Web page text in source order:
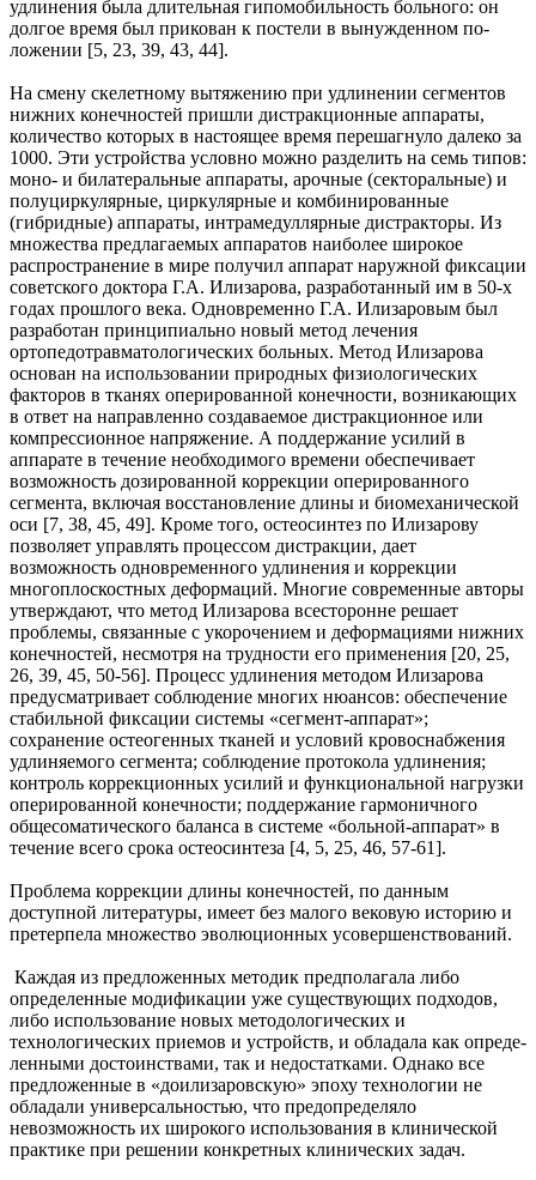
удлинения была длительная гипомобильность больного: он
долгое время был прикован к постели в вынужденном по­
ложении [5, 23, 39, 43, 44].
На смену скелетному вытяжению при удлинении сегментов
нижних конечностей пришли дистракци­онные аппараты,
количество которых в настоящее время перешагнуло далеко за
1000. Эти устройства условно можно разделить на семь типов:
моно- и билатеральные аппараты, арочные (секторальные) и
полуциркулярные, циркулярные и комбинированные
(гибридные) аппараты, интрамедуллярные дистракторы. Из
множества предлагаемых аппаратов наиболее широкое
распространение в мире по­лучил аппарат наружной фиксации
советского доктора Г.А. Илизарова, разработанный им в 50-х
годах прошлого века. Одновременно Г.А. Илизаровым был
разработан принципиально новый метод лечения
ортопедотравматологических больных. Метод Илизарова
основан на использовании природных физи­ологических
факторов в тканях оперированной конечности, возникающих
в ответ на направленно соз­даваемое дистракционное или
компрессионное напряжение. А поддержание усилий в
аппарате в те­чение необходимого времени обеспечивает
возможность дозированной коррекции оперированного
сегмента, включая восстановление длины и биомеханической
оси [7, 38, 45, 49]. Кроме того, остеосин­тез по Илизарову
позволяет управлять процессом дистракции, дает
возможность одновременного уд­линения и коррекции
многоплоскостных деформаций. Многие современные авторы
утверждают, что метод Илизарова всесторонне решает
проблемы, связанные с укорочением и деформациями нижних
конечностей, несмотря на трудности его применения [20, 25,
26, 39, 45, 50-56]. Процесс удлинения ме­тодом Илизарова
предусматривает соблюдение многих нюансов: обеспечение
стабильной фиксации системы «сегмент-аппарат»;
сохранение остеогенных тканей и условий кровоснабжения
удлиняемого сегмента; соблюдение протокола удлинения;
контроль коррекционных усилий и функциональной на­грузки
оперированной конечности; поддержание гармоничного
общесоматического баланса в систе­ме «больной-аппарат» в
течение всего срока остеосинтеза [4, 5, 25, 46, 57-61].
Проблема коррекции длины конечностей, по данным
доступной литературы, имеет без малого веко­вую историю и
претерпела множество эволюционных усовершенствований.
Каждая из предложенных методик предполагала либо
определенные модификации уже существующих подходов,
либо исполь­зование новых методологических и
технологических приемов и устройств, и обладала как опреде­
ленными достоинствами, так и недостатками. Однако все
предложенные в «доилизаровскую» эпоху технологии не
обладали универсальностью, что предопределяло
невозможность их широкого исполь­зования в клинической
практике при решении конкретных клинических задач.